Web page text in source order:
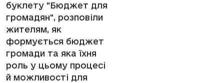
буклету "Бюджет для
громадян", розповіли
жителям, як
формується бюджет
громади та яка їхня
роль у цьому процесі
й можливості для